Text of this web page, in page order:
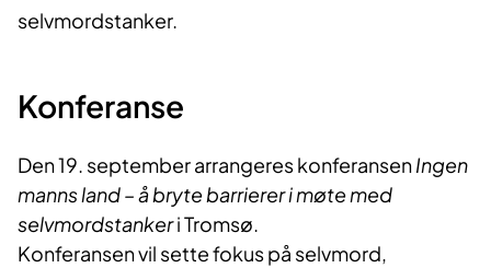
selvmordstanker.
Konferanse
Den 19. september arrangeres konferansenIngen
manns land – å bryte barrierer i møte med
selvmordstankeri Tromsø.
Konferansen vil sette fokus på selvmord,